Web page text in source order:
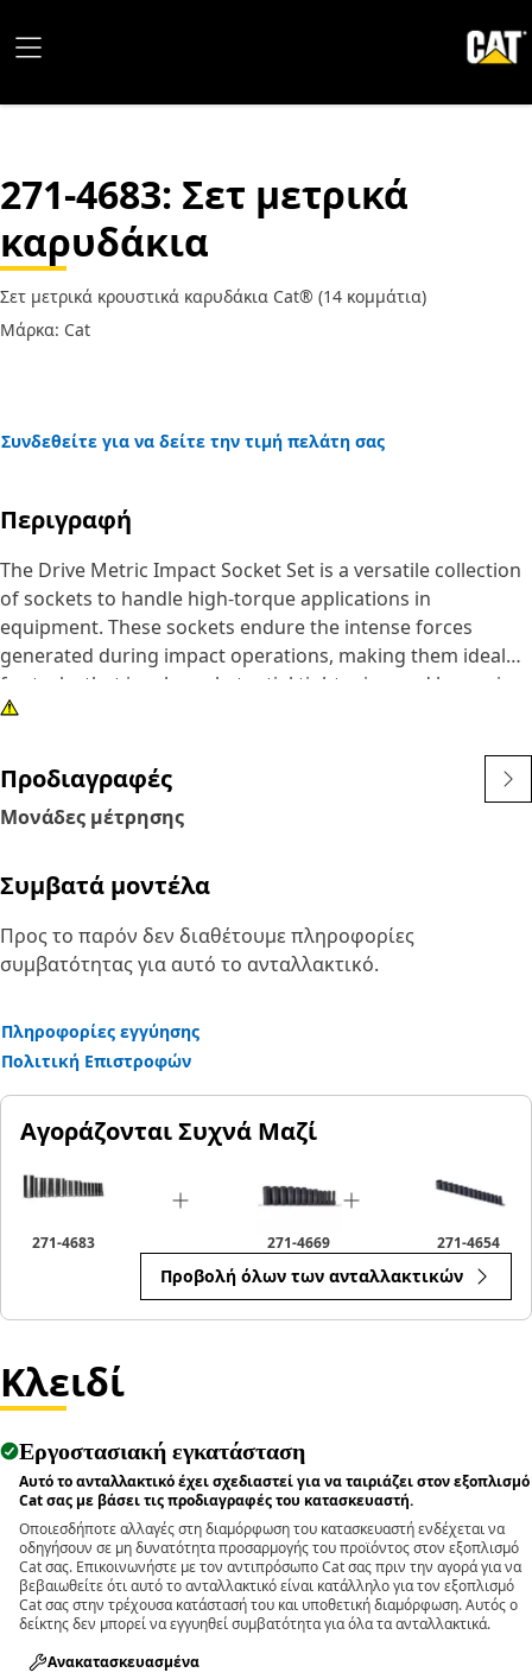
271-4683: Σετ μετρικά
καρυδάκια
Σετ μετρικά κρουστικά καρυδάκια Cat® (14 κομμάτια)
Μάρκα: Cat
Συνδεθείτε για να δείτε την τιμή πελάτη σας
Περιγραφή
The Drive Metric Impact Socket Set is a versatile collection
of sockets to handle high-torque applications in
equipment. These sockets endure the intense forces
generated during impact operations, making them ideal
for tasks that involve substantial tightening and loosening
of metric fasteners. Each socket is crafted to provide a
ensuring efficient, reliable performance.
Attributes:
fasteners.
stripping.
• Allows access to recessed and deep-seated fasteners,
Applications:
of different components, necessary for both routine
upkeep and repairs.
Προδιαγραφές
Μονάδες μέτρησης
Συμβατά μοντέλα
Προς το παρόν δεν διαθέτουμε πληροφορίες
συμβατότητας για αυτό το ανταλλακτικό.
Πληροφορίες εγγύησης
Πολιτική Επιστροφών
Αγοράζονται Συχνά Μαζί
271-4683 271-4669 271-4654
Προβολή όλων των ανταλλακτικών
Κλειδί
Εργοστασιακή εγκατάσταση
Αυτό το ανταλλακτικό έχει σχεδιαστεί για να ταιριάζει στον εξοπλισμό
Cat σας με βάσει τις προδιαγραφές του κατασκευαστή.
Οποιεσδήποτε αλλαγές στη διαμόρφωση του κατασκευαστή ενδέχεται να
οδηγήσουν σε μη δυνατότητα προσαρμογής του προϊόντος στον εξοπλισμό
Cat σας. Επικοινωνήστε με τον αντιπρόσωπο Cat σας πριν την αγορά για να
βεβαιωθείτε ότι αυτό το ανταλλακτικό είναι κατάλληλο για τον εξοπλισμό
Cat σας στην τρέχουσα κατάστασή του και υποθετική διαμόρφωση. Αυτός ο
δείκτης δεν μπορεί να εγγυηθεί συμβατότητα για όλα τα ανταλλακτικά.
Ανακατασκευασμένα